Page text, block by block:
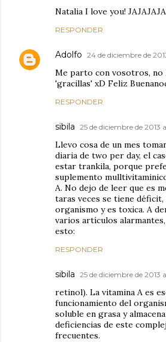
Natalia I love you!
RESPONDER
Adolfo 24 de diciembre de
Me parto con vosotros, no
'gracillas' xD Feliz
RESPONDER
sibila 25 de diciembre de 2013
Llevo cosa de un mes
diaria de two per day, el
estar trankila, porque
suplemento
A. No dejo de leer que es
taras veces se tiene déficit,
organismo y es toxica. A
varios artículos
esto:
RESPONDER
sibila 25 de diciembre de 2013
retinol). La vitamina A es
funcionamiento del
soluble en grasa y
deficiencias de este
frecuentes.